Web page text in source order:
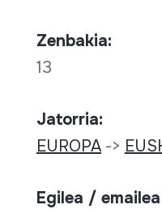
Zenbakia:
13
Jatorria:
EUROPA->
Egilea / emailea